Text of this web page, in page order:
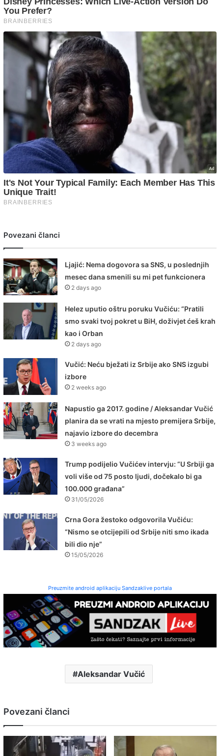
Povezani članci
Ljajić: Nema dogovora sa SNS, u poslednjih
mesec dana smenili su mi pet funkcionera
2 days ago
Helez uputio oštru poruku Vučiću: “Pratili
smo svaki tvoj pokret u BiH, doživjet ćeš krah
kao i Orban
2 days ago
Vučić: Neću bježati iz Srbije ako SNS izgubi
izbore
2 weeks ago
Napustio ga 2017. godine / Aleksandar Vučić
planira da se vrati na mjesto premijera Srbije,
najavio izbore do decembra
3 weeks ago
Trump podijelio Vučićev intervju: “U Srbiji ga
voli više od 75 posto ljudi, dočekalo bi ga
100.000 građana”
31/05/2026
Crna Gora žestoko odgovorila Vučiću:
“Nismo se otcijepili od Srbije niti smo ikada
bili dio nje”
15/05/2026
Preuzmite android aplikaciju Sandzaklive portala
Aleksandar Vučić
Povezani članci